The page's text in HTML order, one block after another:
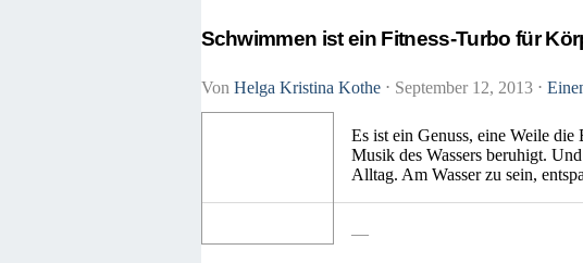
Schwimmen ist ein Fitness-Turbo für
Von Helga Kristina Kothe ⋅ September 12, 2013 ⋅
Es ist ein Genuss, eine Weile die
Musik des Wassers beruhigt.
Alltag. Am Wasser zu sein,
—